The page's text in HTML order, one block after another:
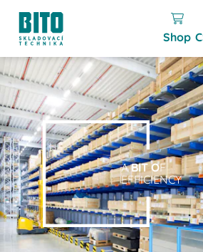
Shop
ABIT OF
EFFICIENCY